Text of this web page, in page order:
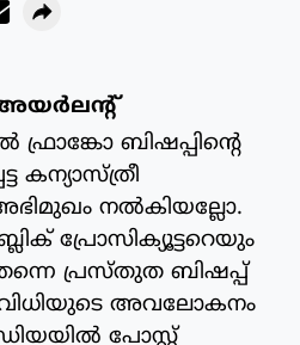
ബിഷപ്പിന്റെ
കന്യാസ്ത്രീ
നല്‍കിയല്ലോ.
പ്രോസിക്യൂട്ടറെയും
പ്രസ്തുത ബിഷപ്പ്
വിധിയുടെ അവലോകനം
പോസ്റ്റ്